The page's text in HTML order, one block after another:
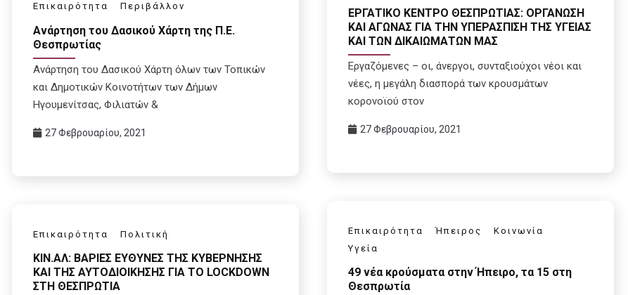
EΡΓΑΤΙΚΟ ΚΕΝΤΡΟ ΘΕΣΠΡΩΤΙΑΣ: ΟΡΓΑΝΩΣΗ
ΚΑΙ ΑΓΩΝΑΣ ΓΙΑ ΤΗΝ ΥΠΕΡΑΣΠΙΣΗ ΤΗΣ ΥΓΕΙΑΣ
ΚΑΙ ΤΩΝ ΔΙΚΑΙΩΜΑΤΩΝ ΜΑΣ
Εργαζόμενες – οι, άνεργοι, συνταξιούχοι νέοι και
νέες, η μεγάλη διασπορά των κρουσμάτων
κορονοϊού στον
27 Φεβρουαρίου, 2021
Επικαιρότητα Περιβάλλον
Ανάρτηση του Δασικού Χάρτη της Π.Ε.
Θεσπρωτίας
Ανάρτηση του Δασικού Χάρτη όλων των Τοπικών
και Δημοτικών Κοινοτήτων των Δήμων
Ηγουμενίτσας, Φιλιατών &
27 Φεβρουαρίου, 2021
Επικαιρότητα Ήπειρος
Κοινωνία
Υγεία
49 νέα κρούσματα στην Ήπειρο, τα 15 στη
Θεσπρωτία
Επικαιρότητα Πολιτική
KIN.AΛ: ΒΑΡΙΕΣ ΕΥΘΥΝΕΣ ΤΗΣ ΚΥΒΕΡΝΗΣΗΣ
ΚΑΙ ΤΗΣ ΑΥΤΟΔΙΟΙΚΗΣΗΣ ΓΙΑ ΤΟ LOCKDOWN
ΣΤΗ ΘΕΣΠΡΩΤΙΑ